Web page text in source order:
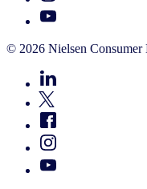
© 2026 Nielsen